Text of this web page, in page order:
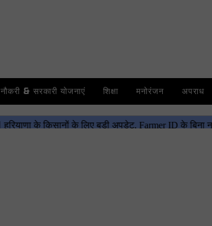
नौकरी & सरकारी योजनाएं शिक्षा मनोरंजन अपराध